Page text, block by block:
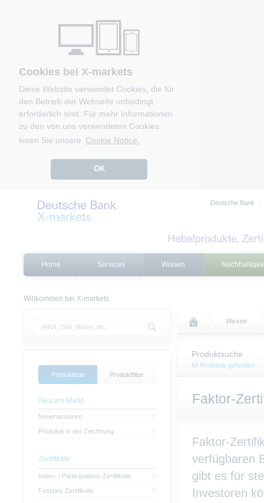
Cookies bei X-markets
Diese Website verwendet Cookies, die für
den Betrieb der Webseite unbedingt
erforderlich sind. Für mehr Informationen
zu den von uns verwendeten Cookies
lesen Sie unsere Cookie Notice.
OK
Deutsche Bank
Home Services Wissen
Willkommen bei X-markets.
Wissen
Produktsuche
64 Produkte gefunden
Faktor-
Faktor-
verfügbaren
gibt es für
Investoren
Produktliste Produktfilter
Neu am Markt
Neuemissionen
Produkte in der Zeichnung
Zertifikate
Index- / Partizipations-Zertifikate
Festzins Zertifikate